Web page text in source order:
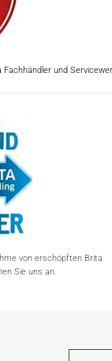
Fachhändler und
von erschöpften Brita
Sie uns an.